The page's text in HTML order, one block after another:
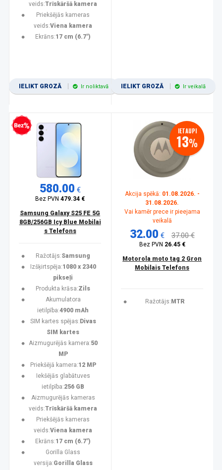
veids:Trīskāršā kamera
Priekšējās kameras
veids:Viena kamera
Ekrāns:17 cm (6.7")
IELIKT GROZĀ Ir noliktavā IELIKT GROZĀ Ir veikalā
kredīts
580.00 €
Bez PVN479.34 €
Samsung Galaxy S25 FE 5G
8GB/256GB Icy Blue Mobilai
s Telefons
Ražotājs:Samsung
Izšķirtspēja:1080 x 2340
pikseļi
Produkta krāsa:Zils
Akumulatora
ietilpība:4900 mAh
SIM kartes spējas: Divas
SIM kartes
Aizmugurējās kamera:50
MP
Priekšējā kamera:12 MP
Iekšējās glabātuves
ietilpība:256 GB
Aizmugurējās kameras
veids:Trīskāršā kamera
Priekšējās kameras
veids:Viena kamera
Ekrāns:17 cm (6.7")
Gorilla Glass
versija:Gorilla Glass
IETAUPI
13%
Akcija spēkā: 01.08.2026. -
31.08.2026.
Vai kamēr prece ir pieejama
veikalā
32.00 € 37.00 €
Bez PVN 26.45 €
Motorola moto tag 2 Gron
Mobilais Telefons
Ražotājs: MTR